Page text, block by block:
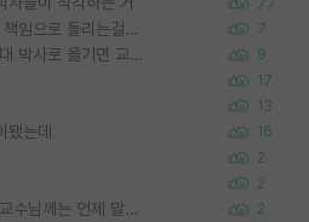
왜 후배가 못하는걸 교수님은 내 책임으로 돌리는걸까요? 7
SSH 박사과정을 그만두고 지방대 박사로 옮기면 교수의 꿈은 끝일까요? 9
17
13
는데 16
2
2
타대학원 컨텍 준비중인데, 지도교수님께는 언제 말씀드려야 할까요? 2